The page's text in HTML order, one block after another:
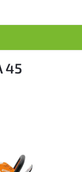
45